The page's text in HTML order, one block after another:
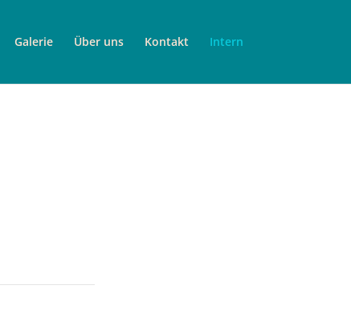
Galerie Über uns Kontakt Intern